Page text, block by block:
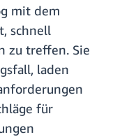
mit dem
schnell
zu treffen. Sie
laden
für